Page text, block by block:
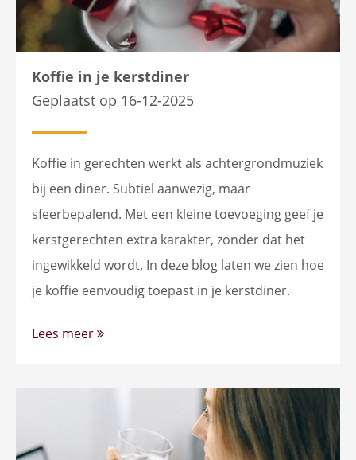
Koffie in je kerstdiner
Geplaatst op 16-12-2025
Koffie in gerechten werkt als achtergrondmuziek
bij een diner. Subtiel aanwezig, maar
sfeerbepalend. Met een kleine toevoeging geef je
kerstgerechten extra karakter, zonder dat het
ingewikkeld wordt. In deze blog laten we zien hoe
je koffie eenvoudig toepast in je kerstdiner.
Lees meer